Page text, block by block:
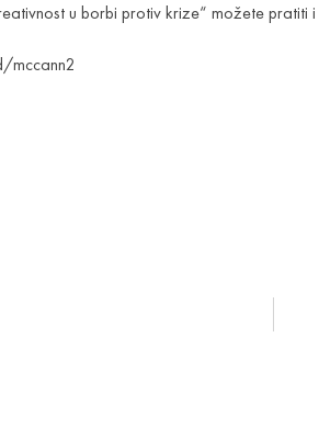
u borbi protiv krize“ možete pratiti
mccann2